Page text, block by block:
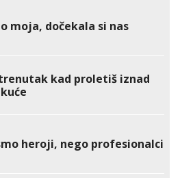
moja, dočekala si nas
kad proletiš iznad
heroji, nego profesionalci